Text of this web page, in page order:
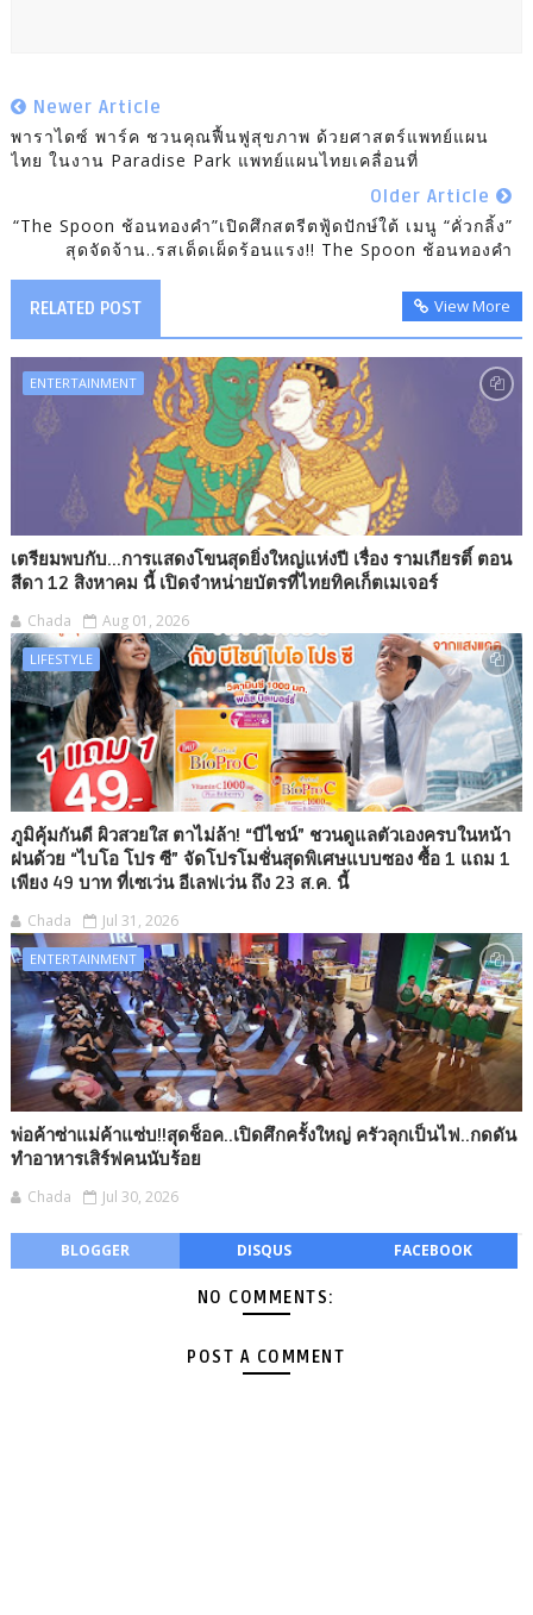
Newer Article
พาราไดซ์ พาร์ค ชวนคุณฟื้นฟูสุขภาพ ด้วยศาสตร์แพทย์แผน
ไทย ในงาน Paradise Park แพทย์แผนไทยเคลื่อนที่
Older Article
“The Spoon ช้อนทองคำ”เปิดศึกสตรีตฟู้ดปักษ์ใต้ เมนู “คั่วกลิ้ง”
สุดจัดจ้าน..รสเด็ดเผ็ดร้อนแรง!! The Spoon ช้อนทองคำ
RELATED POST View More
ENTERTAINMENT
เตรียมพบกับ...การแสดงโขนสุดยิ่งใหญ่แห่งปี เรื่อง รามเกียรติ์ ตอน
สีดา 12 สิงหาคม นี้ เปิดจำหน่ายบัตรที่ไทยทิคเก็ตเมเจอร์
Chada Aug 01, 2026
LIFESTYLE
ภูมิคุ้มกันดี ผิวสวยใส ตาไม่ล้า! “บีไชน์” ชวนดูแลตัวเองครบในหน้า
ฝนด้วย “ไบโอ โปร ซี” จัดโปรโมชั่นสุดพิเศษแบบซอง ซื้อ 1 แถม 1
เพียง 49 บาท ที่เซเว่น อีเลฟเว่น ถึง 23 ส.ค. นี้
Chada Jul 31, 2026
ENTERTAINMENT
พ่อค้าซ่าแม่ค้าแซ่บ!!สุดช็อค..เปิดศึกครั้งใหญ่ ครัวลุกเป็นไฟ..กดดัน
ทำอาหารเสิร์ฟคนนับร้อย
Chada Jul 30, 2026
BLOGGER DISQUS FACEBOOK
NO COMMENTS:
POST A COMMENT